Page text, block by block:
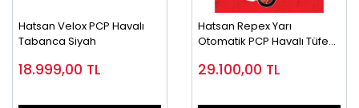
Hatsan Velox PCP Havalı
Tabanca Siyah
18.999,00 TL
Hatsan Repex Yarı
Otomatik PCP Havalı Tüfek
29.100,00 TL